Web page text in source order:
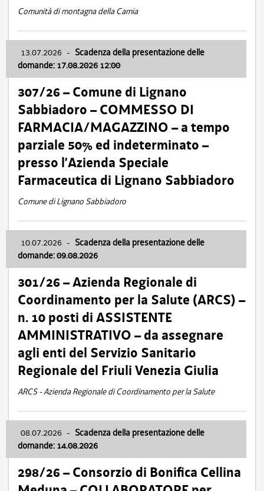
Comunità di montagna della Carnia
13.07.2026 - Scadenza della presentazione delle
domande: 17.08.2026 12:00
307/26 – Comune di Lignano
Sabbiadoro – COMMESSO DI
FARMACIA/MAGAZZINO – a tempo
parziale 50% ed indeterminato –
presso l’Azienda Speciale
Farmaceutica di Lignano Sabbiadoro
Comune di Lignano Sabbiadoro
10.07.2026 - Scadenza della presentazione delle
domande: 09.08.2026
301/26 – Azienda Regionale di
Coordinamento per la Salute (ARCS) –
n. 10 posti di ASSISTENTE
AMMINISTRATIVO – da assegnare
agli enti del Servizio Sanitario
Regionale del Friuli Venezia Giulia
ARCS - Azienda Regionale di Coordinamento per la Salute
08.07.2026 - Scadenza della presentazione delle
domande: 14.08.2026
298/26 – Consorzio di Bonifica Cellina